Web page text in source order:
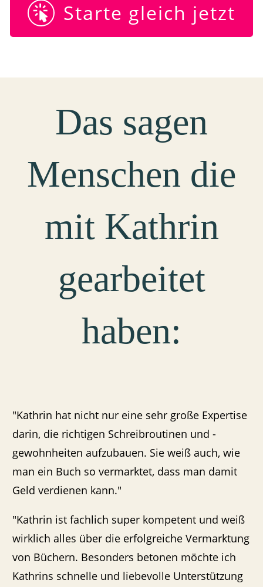
Starte gleich jetzt
Das sagen
Menschen die
mit Kathrin
gearbeitet
haben:
"Kathrin hat nicht nur eine sehr große Expertise
darin, die richtigen Schreibroutinen und -
gewohnheiten aufzubauen. Sie weiß auch, wie
man ein Buch so vermarktet, dass man damit
Geld verdienen kann."
"Kathrin ist fachlich super kompetent und weiß
wirklich alles über die erfolgreiche Vermarktung
von Büchern. Besonders betonen möchte ich
Kathrins schnelle und liebevolle Unterstützung